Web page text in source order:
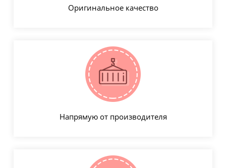
Оригинальное качество
Напрямую от производителя